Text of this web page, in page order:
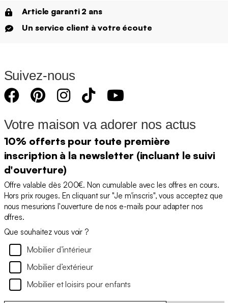
Article garanti 2 ans
Un service client à votre écoute
Suivez-nous
Votre maison va adorer nos actus
10% offerts pour toute première
inscription à la newsletter (incluant le suivi
d'ouverture)
Offre valable dès 200€. Non cumulable avec les offres en cours.
Hors prix rouges. En cliquant sur "Je m'inscris", vous acceptez que
nous mesurions l'ouverture de nos e-mails pour adapter nos
offres.
Que souhaitez vous voir ?
Mobilier d’intérieur
Mobilier d’extérieur
Mobilier et loisirs pour enfants